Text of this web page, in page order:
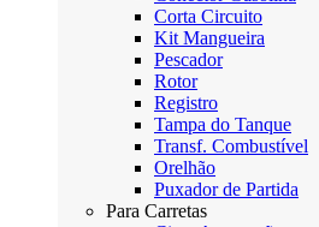
Corta Circuito
Kit Mangueira
Pescador
Rotor
Registro
Tampa do Tanque
Transf. Combustível
Orelhão
Puxador de Partida
Para Carretas